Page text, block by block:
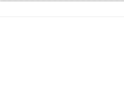
แชร์ภาพรุนแรง